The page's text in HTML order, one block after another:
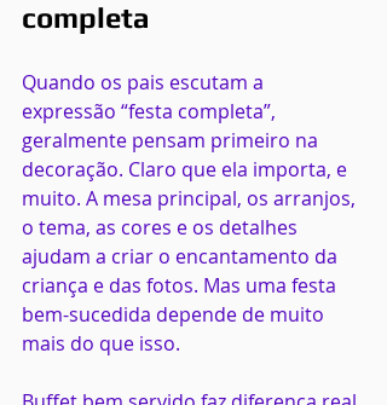
completa
Quando os pais escutam a
expressão “festa completa”,
geralmente pensam primeiro na
decoração. Claro que ela importa, e
muito. A mesa principal, os arranjos,
o tema, as cores e os detalhes
ajudam a criar o encantamento da
criança e das fotos. Mas uma festa
bem-sucedida depende de muito
mais do que isso.